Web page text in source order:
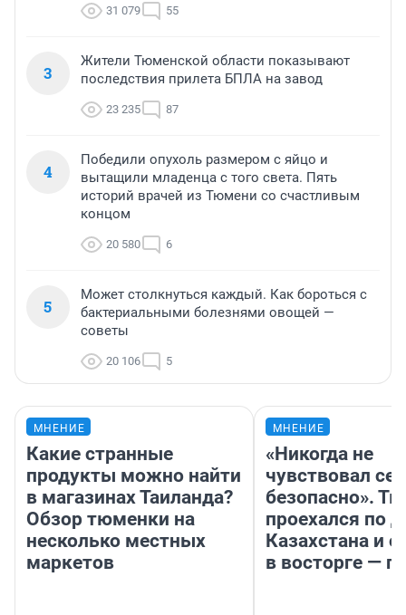
31 079 55
3
Жители Тюменской области показывают
последствия прилета БПЛА на завод
23 235 87
4
Победили опухоль размером с яйцо и
вытащили младенца с того света. Пять
историй врачей из Тюмени со счастливым
концом
20 580 6
5
Может столкнуться каждый. Как бороться с
бактериальными болезнями овощей —
советы
20 106 5
МНЕНИЕ
Какие странные
продукты можно найти
в магазинах Таиланда?
Обзор тюменки на
несколько местных
маркетов
МНЕНИЕ
«Никогда не
чувствовал
безопасно».
проехался по
Казахстана и
в восторге —